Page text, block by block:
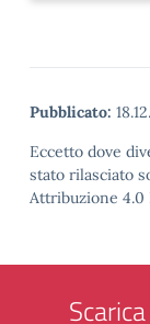
Pubblicato:
Eccetto dove
stato rilasciato
Attribuzione 4.0